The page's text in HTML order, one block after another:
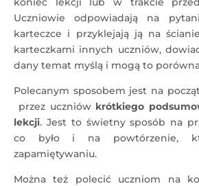
Uczniowie odpowiadają na
karteczce i przyklejają ją na
karteczkami innych uczniów,
dany temat myślą i mogą to
Polecanym sposobem jest na
przez uczniów krótkiego
lekcji. Jest to świetny sposób na
co było i na powtórzenie,
zapamiętywaniu.
Można też polecić uczniom na